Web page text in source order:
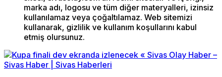
marka adı, logosu ve tüm diğer materyalleri, izinsiz
kullanılamaz veya çoğaltılamaz. Web sitemizi
kullanarak, gizlilik ve kullanım koşullarını kabul
etmiş olursunuz.